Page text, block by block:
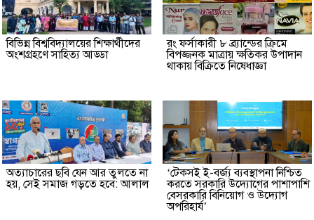
বিভিন্ন বিশ্ববিদ্যালয়ের শিক্ষার্থীদের
অংশগ্রহণে সাহিত্য আড্ডা
রং ফর্সাকারী ৮ ব্র্যান্ডের ক্রিমে
বিপজ্জনক মাত্রায় ক্ষতিকর উপাদান
থাকায় বিক্রিতে নিষেধাজ্ঞা
অত্যাচারের ছবি যেন আর তুলতে না
হয়, সেই সমাজ গড়তে হবে: আলাল
‘টেকসই ই-বর্জ্য ব্যবস্থাপনা নিশ্চিত
করতে সরকারি উদ্যোগের পাশাপাশি
বেসরকারি বিনিয়োগ ও উদ্যোগ
অপরিহার্য’